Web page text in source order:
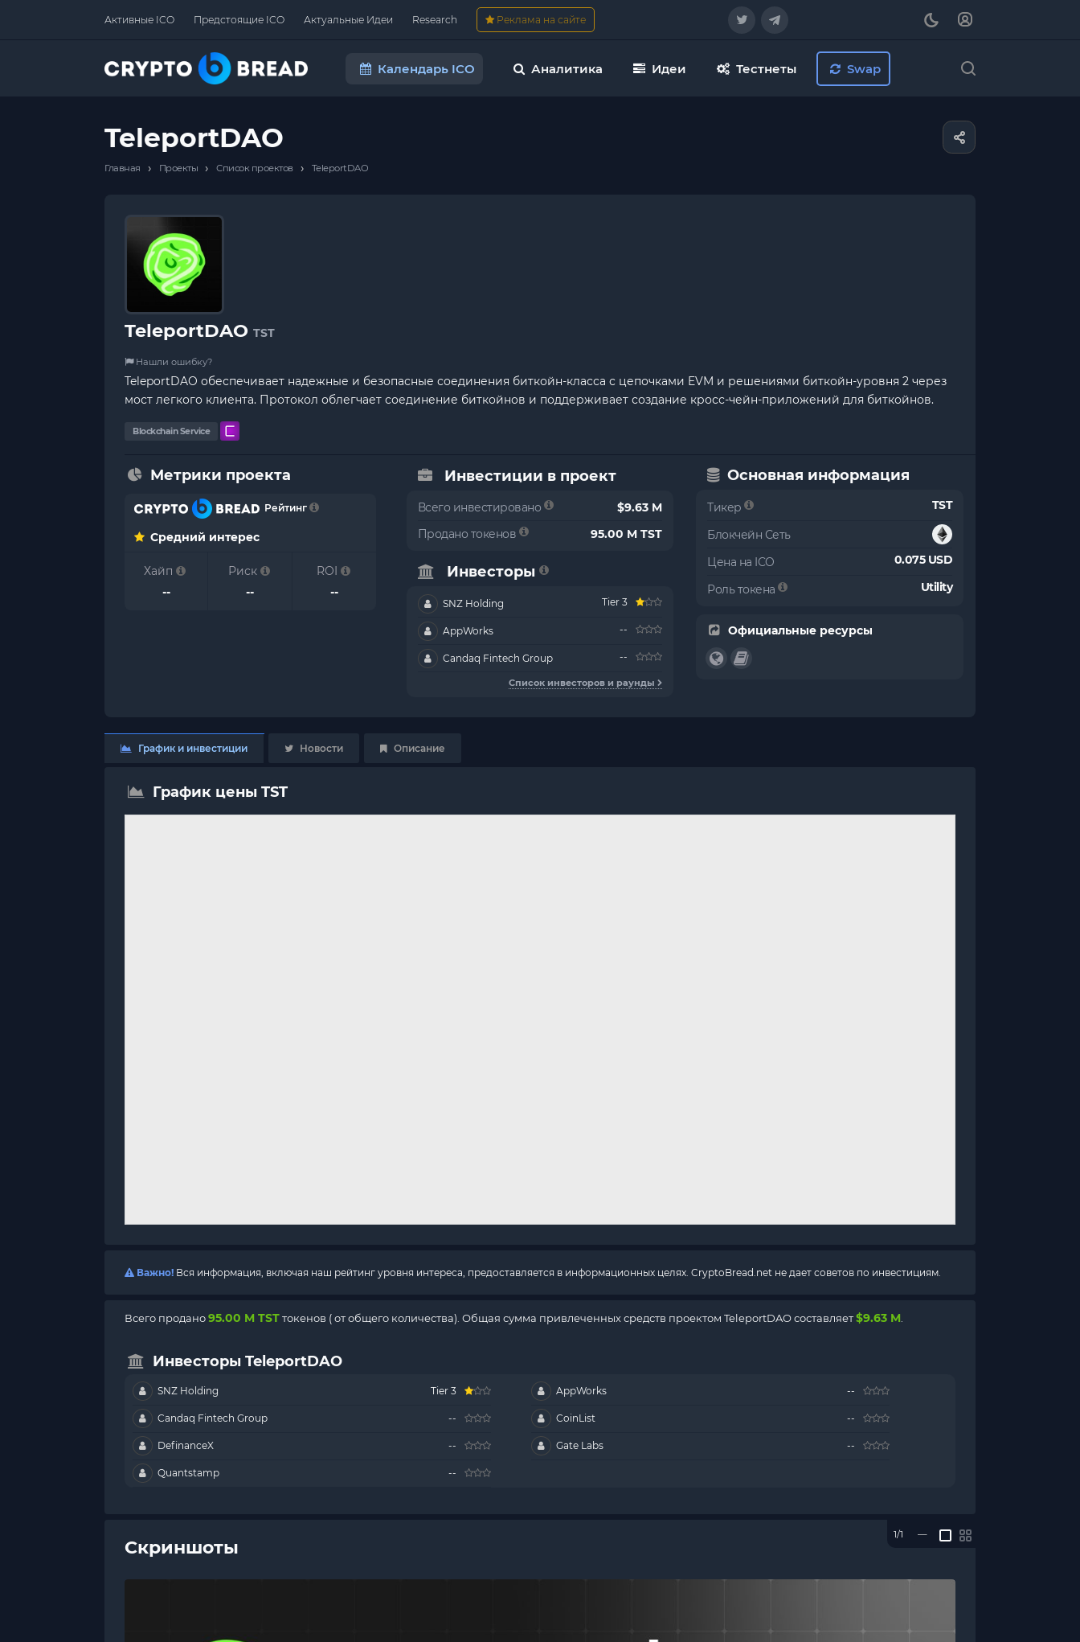
Активные ICO Предстоящие ICO Актуальные Идеи Research Реклама на сайте
Календарь ICO Аналитика Идеи Тестнеты Swap
TeleportDAO
Главная › Проекты › Список проектов › TeleportDAO
TeleportDAO TST
Нашли ошибку?
TeleportDAO обеспечивает надежные и безопасные соединения биткойн-класса с цепочками EVM и решениями биткойн-уровня 2 через
мост легкого клиента. Протокол облегчает соединение биткойнов и поддерживает создание кросс-чейн-приложений для биткойнов.
Blockchain Service
Метрики проекта
Рейтинг
Средний интерес
Хайп
--
Риск
--
ROI
--
Инвестиции в проект
Всего инвестировано
$9.63 M
Продано токенов
95.00 M TST
Инвесторы
SNZ Holding Tier 3
AppWorks --
Candaq Fintech Group --
Список инвесторов и раунды
Основная информация
Тикер TST
Блокчейн Сеть
Цена на ICO
0.075 USD
Роль токена Utility
Официальные ресурсы
График и инвестиции Новости Описание
График цены TST
Важно! Вся информация, включая наш рейтинг уровня интереса, предоставляется в информационных целях. CryptoBread.net не дает советов по инвестициям.
Всего продано95.00 M TSTтокенов (от общего количества). Общая сумма привлеченных средств проектом TeleportDAO составляет$9.63 M
Инвесторы TeleportDAO
SNZ Holding Tier 3 AppWorks --
Candaq Fintech Group -- CoinList --
DefinanceX -- Gate Labs --
Quantstamp --
Скриншоты
1/1 —